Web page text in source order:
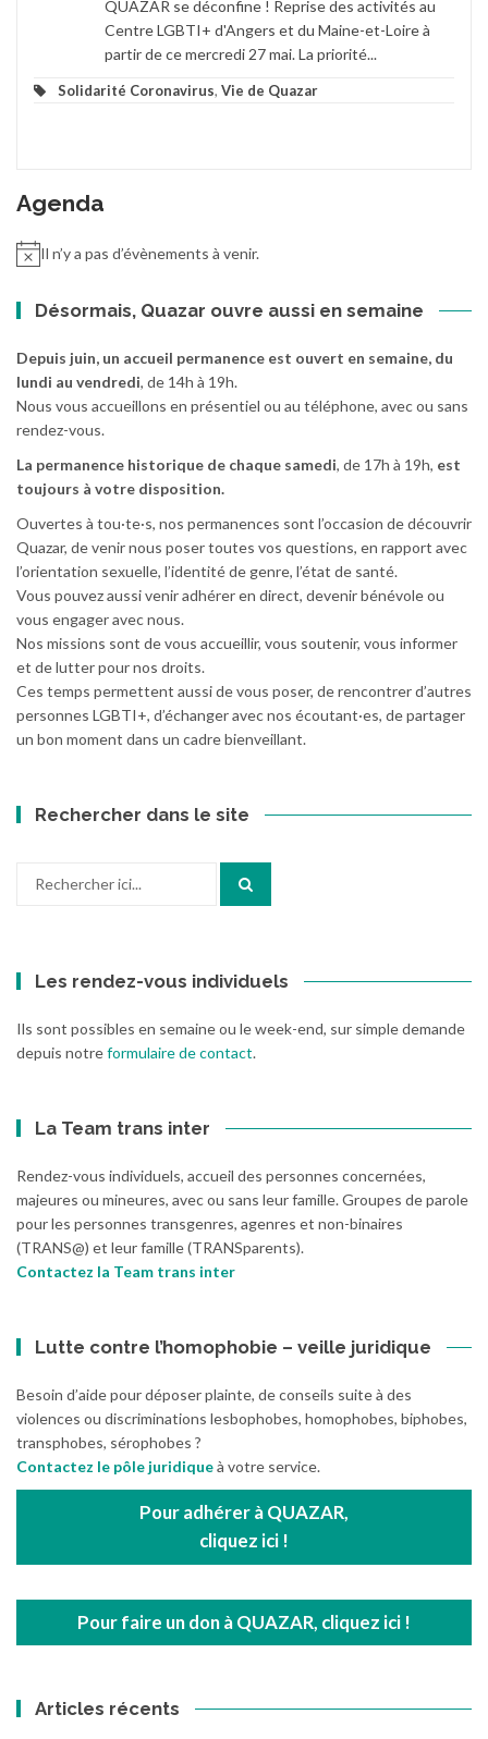
QUAZAR se déconfine ! Reprise des activités au
Centre LGBTI+ d'Angers et du Maine-et-Loire à
partir de ce mercredi 27 mai. La priorité...
Solidarité Coronavirus, Vie de Quazar
Agenda
Il n’y a pas d’évènements à venir.
Désormais, Quazar ouvre aussi en semaine
Depuis juin, un accueil permanence est ouvert en semaine, du
lundi au vendredi, de 14h à 19h.
Nous vous accueillons en présentiel ou au téléphone, avec ou sans
rendez-vous.
La permanence historique de chaque samedi, de 17h à 19h, est
toujours à votre disposition.
Ouvertes à tou·te·s, nos permanences sont l’occasion de découvrir
Quazar, de venir nous poser toutes vos questions, en rapport avec
l’orientation sexuelle, l’identité de genre, l’état de santé.
Vous pouvez aussi venir adhérer en direct, devenir bénévole ou
vous engager avec nous.
Nos missions sont de vous accueillir, vous soutenir, vous informer
et de lutter pour nos droits.
Ces temps permettent aussi de vous poser, de rencontrer d’autres
personnes LGBTI+, d’échanger avec nos écoutant·es, de partager
un bon moment dans un cadre bienveillant.
Rechercher dans le site
Les rendez-vous individuels
Ils sont possibles en semaine ou le week-end, sur simple demande
depuis notreformulaire de contact.
La Team trans inter
Rendez-vous individuels, accueil des personnes concernées,
majeures ou mineures, avec ou sans leur famille. Groupes de parole
pour les personnes transgenres, agenres et non-binaires
(TRANS@) et leur famille (TRANSparents).
Contactez la Team trans inter
Lutte contre l’homophobie – veille juridique
Besoin d’aide pour déposer plainte, de conseils suite à des
violences ou discriminations lesbophobes, homophobes, biphobes,
transphobes, sérophobes ?
Contactez le pôle juridiqueà votre service.
Pour adhérer à QUAZAR,
cliquez ici !
Pour faire un don à QUAZAR, cliquez ici !
Articles récents